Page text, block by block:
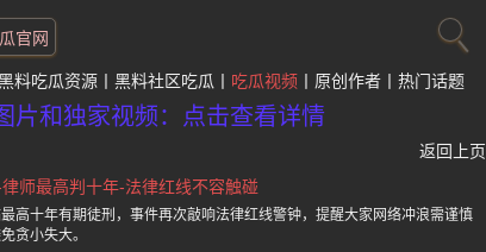
官网
料吃瓜资源 黑料社区吃瓜 吃瓜视频 原创作者 热门话题
片和独家视频：点击查看详情
返回上页
师最高判十年-法律红线不容触碰
高十年有期徒刑，事件再次敲响法律红线警钟，提醒大家网络冲浪需谨慎
贪小失大。